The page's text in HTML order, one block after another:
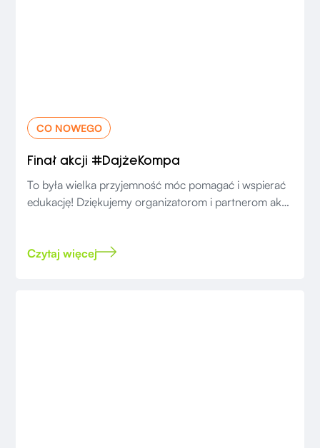
CO NOWEGO
Finał akcji #DajżeKompa
To była wielka przyjemność móc pomagać i wspierać
edukację! Dziękujemy organizatorom i partnerom akcji
Czytaj więcej